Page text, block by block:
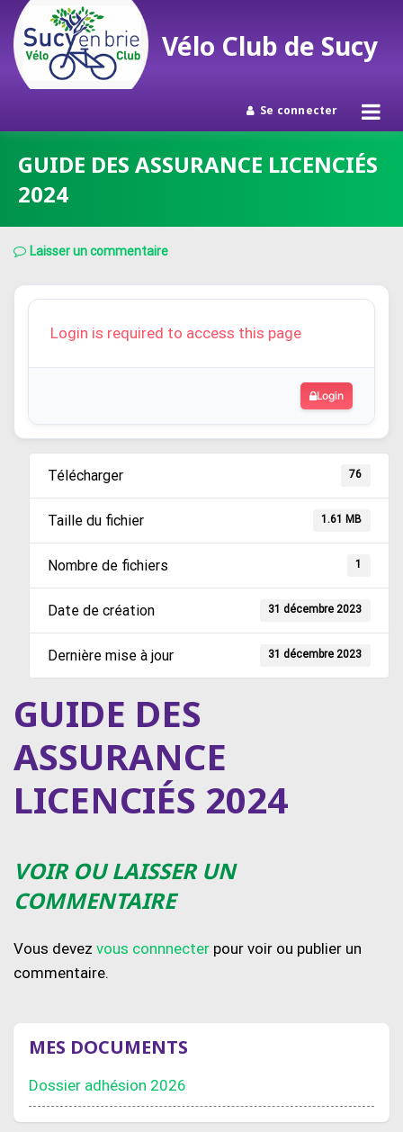
contenu
Vélo Club de Sucy
Se connecter
GUIDE DES ASSURANCE LICENCIÉS
2024
Laisser un commentaire
Login is required to access this page
Login
Télécharger 76
Taille du fichier 1.61 MB
Nombre de fichiers 1
Date de création 31 décembre 2023
Dernière mise à jour 31 décembre 2023
GUIDE DES
ASSURANCE
LICENCIÉS 2024
VOIR OU LAISSER UN
COMMENTAIRE
Vous devez vous connnecter pour voir ou publier un
commentaire.
MES DOCUMENTS
Dossier adhésion 2026